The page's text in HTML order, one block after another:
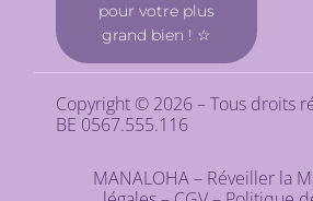
pour votre plus
grand bien ! ☆
Copyright © 2026 – Tous droits
BE 0567.555.116
MANALOHA – Réveiller la